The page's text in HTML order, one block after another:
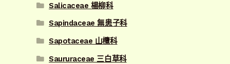
Salicaceae 楊柳科
Sapindaceae 無患子科
Sapotaceae 山欖科
Saururaceae 三白草科